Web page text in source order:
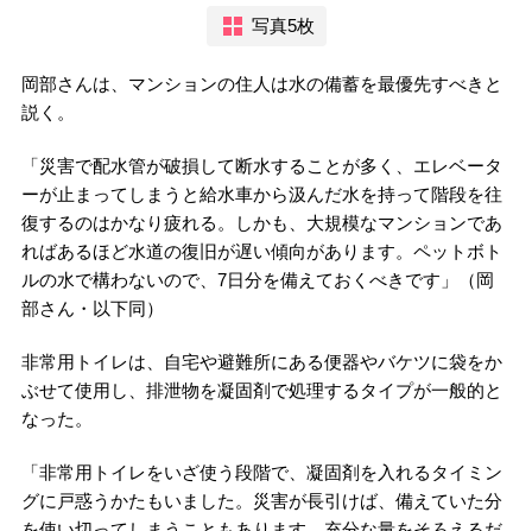
写真5枚
岡部さんは、マンションの住人は水の備蓄を最優先すべきと
説く。
「災害で配水管が破損して断水することが多く、エレベータ
ーが止まってしまうと給水車から汲んだ水を持って階段を往
復するのはかなり疲れる。しかも、大規模なマンションであ
ればあるほど水道の復旧が遅い傾向があります。ペットボト
ルの水で構わないので、7日分を備えておくべきです」（岡
部さん・以下同）
非常用トイレは、自宅や避難所にある便器やバケツに袋をか
ぶせて使用し、排泄物を凝固剤で処理するタイプが一般的と
なった。
「非常用トイレをいざ使う段階で、凝固剤を入れるタイミン
グに戸惑うかたもいました。災害が長引けば、備えていた分